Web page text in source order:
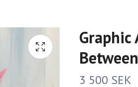
Graphic
3 500 SEK